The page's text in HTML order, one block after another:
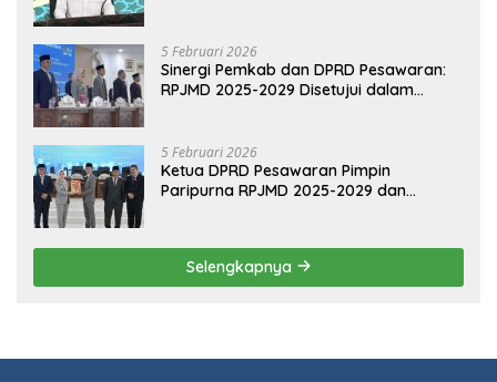
5 Februari 2026
Sinergi Pemkab dan DPRD Pesawaran:
RPJMD 2025-2029 Disetujui dalam
5 Februari 2026
Ketua DPRD Pesawaran Pimpin
Paripurna RPJMD 2025-2029 dan
Selengkapnya